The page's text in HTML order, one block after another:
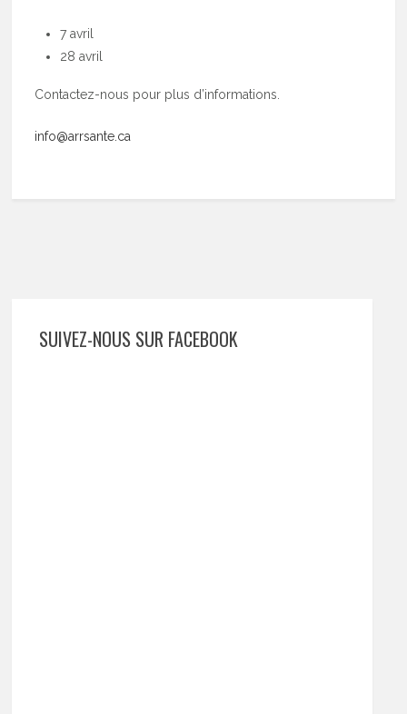
7 avril
28 avril
Contactez-nous pour plus d’informations.
info@arrsante.ca
SUIVEZ-NOUS SUR FACEBOOK